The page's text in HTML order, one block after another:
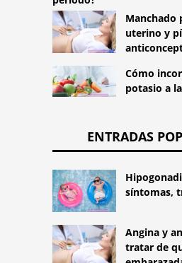
Manchado
uterino y
Cómo
potasio a
ENTRADAS
síntomas,
Angina y
tratar de